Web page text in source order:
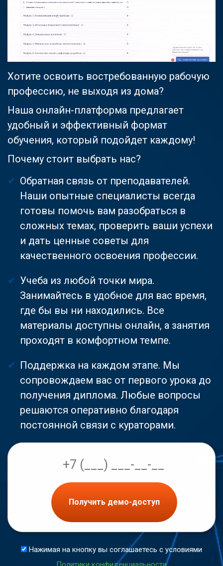
Хотите освоить востребованную рабочую
профессию, не выходя из дома?
Наша онлайн-платформа предлагает
удобный и эффективный формат
обучения, который подойдет каждому!
Почему стоит выбрать нас?
Обратная связь от преподавателей.
Наши опытные специалисты всегда
готовы помочь вам разобраться в
сложных темах, проверить ваши успехи
и дать ценные советы для
качественного освоения профессии.
Учеба из любой точки мира.
Занимайтесь в удобное для вас время,
где бы вы ни находились. Все
материалы доступны онлайн, а занятия
проходят в комфортном темпе.
Поддержка на каждом этапе. Мы
сопровождаем вас от первого урока до
получения диплома. Любые вопросы
решаются оперативно благодаря
постоянной связи с кураторами.
Получить демо-доступ
Нажимая на кнопку вы соглашаетесь с условиями